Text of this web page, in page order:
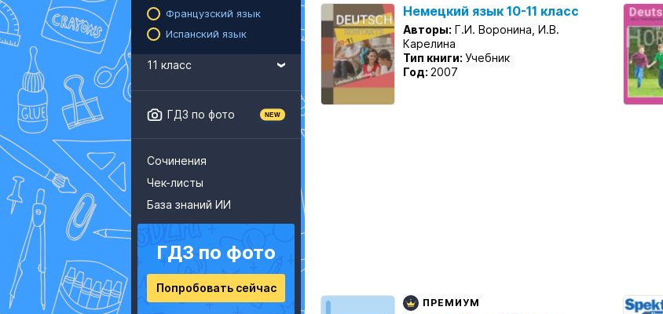
Французский язык
Испанский язык
11 класс
ГДЗ по фото
Сочинения
Чек-листы
База знаний ИИ
ГДЗ по фото
Попробовать сейчас
Немецкий язык 10-11 класс
Авторы: Г.И. Воронина, И.В.
Карелина
Тип книги: Учебник
Год: 2007
ПРЕМИУМ